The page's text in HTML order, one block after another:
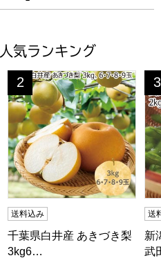
気ランキング
サイズ 3kg以上(9〜10玉)【
千葉県白井産 あきづき梨
2
位
送料込み
千葉県白井産 あきづき梨
3kg6…
3
位
送
新
武